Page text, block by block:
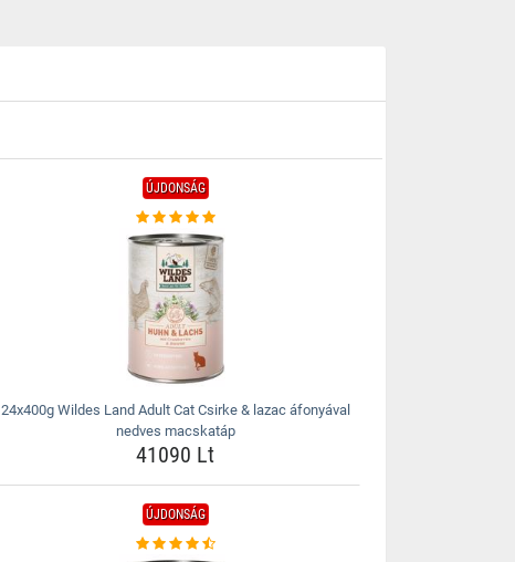
ÚJDONSÁG
24x400g Wildes Land Adult Cat Csirke & lazac áfonyával
nedves macskatáp
41090 Lt
ÚJDONSÁG